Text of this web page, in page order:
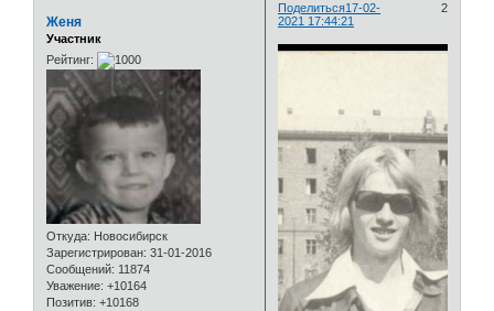
Поделиться 2
17-02-
2021 17:44:21
Женя
Участник
Рейтинг:
Откуда: Новосибирск
Зарегистрирован: 31-01-2016
Сообщений: 11874
Уважение: +10164
Позитив: +10168